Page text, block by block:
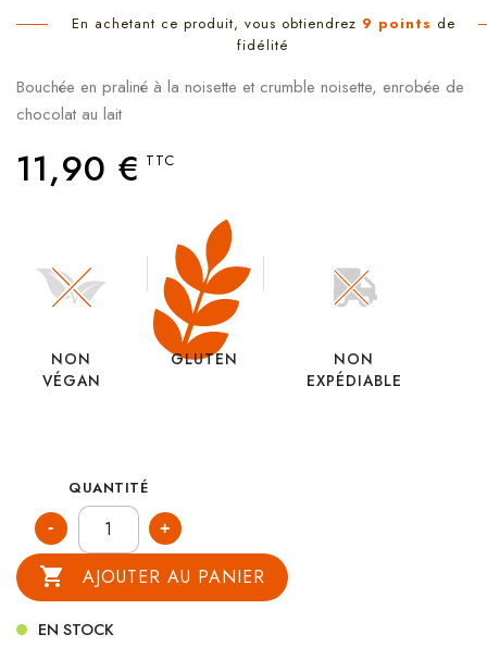
En achetant ce produit, vous obtiendrez 9 points de
fidélité
Bouchée en praliné à la noisette et crumble noisette, enrobée de
chocolat au lait
11,90 € TTC
NON
VÉGAN
GLUTEN
NON
EXPÉDIABLE
QUANTITÉ
 AJOUTER AU PANIER
EN STOCK